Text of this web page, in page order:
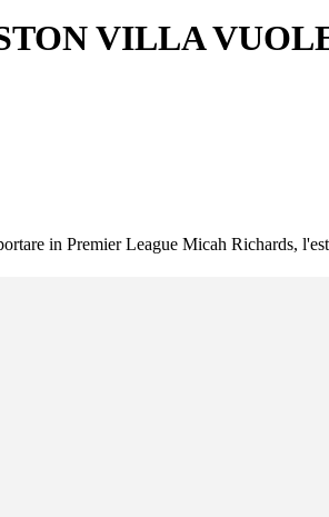
VILLA
in Premier League Micah Richards,